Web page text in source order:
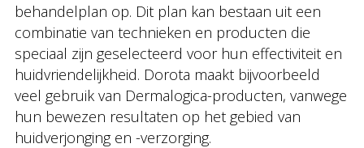
behandelplan op. Dit plan kan bestaan uit een
combinatie van technieken en producten die
speciaal zijn geselecteerd voor hun effectiviteit en
huidvriendelijkheid. Dorota maakt bijvoorbeeld
veel gebruik van Dermalogica-producten, vanwege
hun bewezen resultaten op het gebied van
huidverjonging en -verzorging.